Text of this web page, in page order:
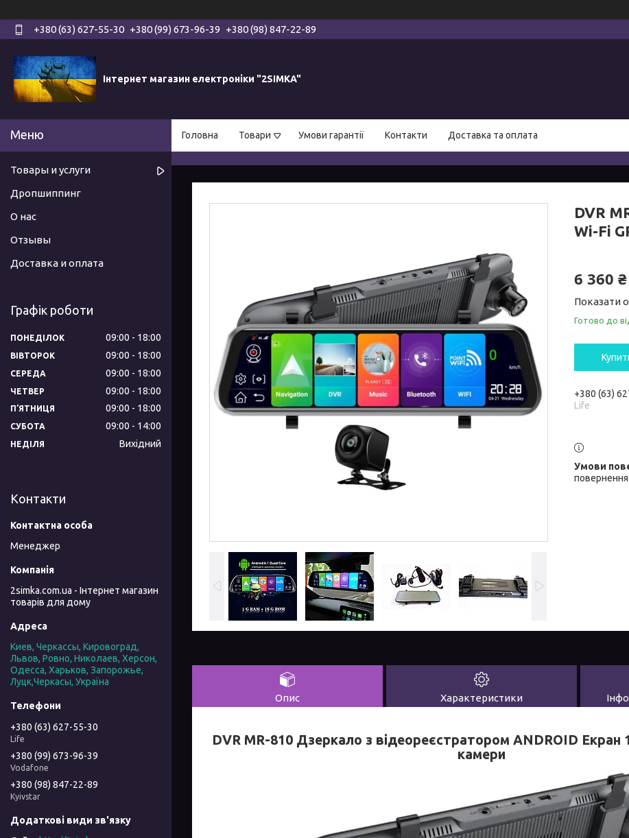
+380 (63) 627-55-30 +380 (99) 673-96-39 +380 (98) 847-22-89
Інтернет магазин електроніки "2SIMKA"
Головна Товари Умови гарантії Контакти Доставка та оплата
DVR
Wi-Fi
6 360 ₴
Показати
Готово до
+380 (63)
Life
Опис Характеристики
DVR MR-810 Дзеркало з відеореєстратором ANDROID Екран
камери
Товары и услуги
Дропшиппинг
О нас
Отзывы
Доставка и оплата
Графік роботи
ПОНЕДІЛОК 09:00 18:00
ВІВТОРОК 09:00 18:00
СЕРЕДА 09:00 18:00
ЧЕТВЕР 09:00 18:00
ПʼЯТНИЦЯ 09:00 18:00
СУБОТА 09:00 14:00
НЕДІЛЯ Вихідний
Контакти
Менеджер
2simka.com.ua - Інтернет магазин
товарів для дому
Киев, Черкассы, Кировоград,
Львов, Ровно, Николаев, Херсон,
Одесса, Харьков, Запорожье,
Луцк,Черкасы, Україна
+380 (63) 627-55-30
Life
+380 (99) 673-96-39
Vodafone
+380 (98) 847-22-89
Kyivstar